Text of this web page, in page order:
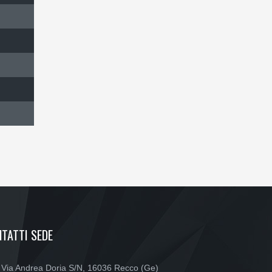
SEDE
Via Andrea Doria S/N, 16036 Recco (Ge)